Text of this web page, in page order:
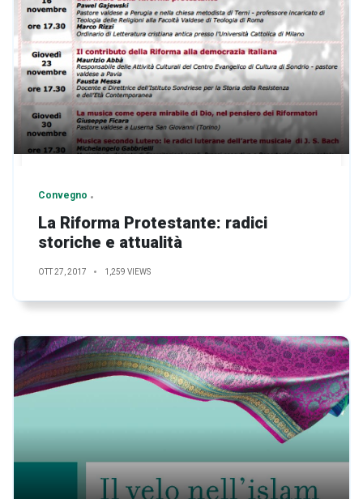
Convegno
La Riforma Protestante: radici
storiche e attualità
OTT 27, 2017 1,259 VIEWS